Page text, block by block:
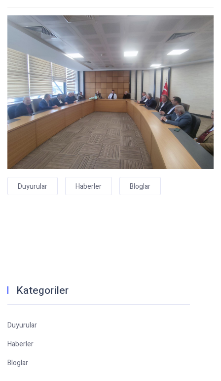
Duyurular Haberler Bloglar
Kategoriler
Duyurular
Haberler
Bloglar